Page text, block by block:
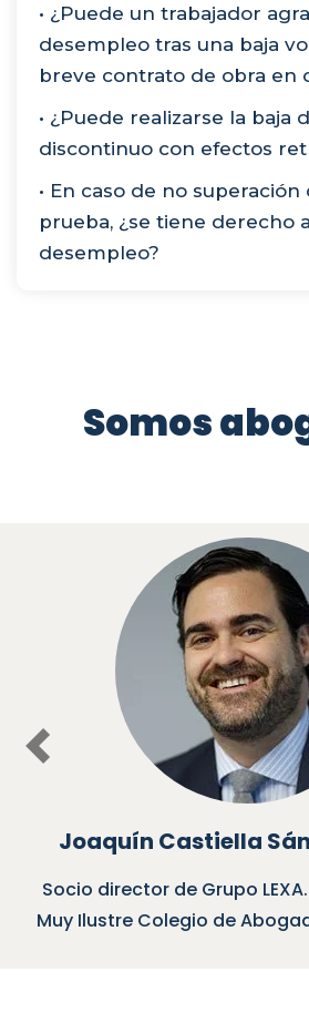
• ¿Puede un trabajador
desempleo tras una baja
breve contrato de obra en
• ¿Puede realizarse la baja
discontinuo con efectos
• En caso de no
prueba, ¿se tiene derecho
desempleo?
Somos
Castiella Sánchez-
director de Grupo LEXA.
Colegio de Abogados de
Previous